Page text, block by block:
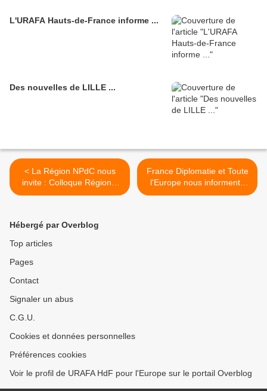
L'URAFA Hauts-de-France informe ...
Des nouvelles de LILLE ...
< La Région NPdC nous
invite : Colloque Régional
"Europe et international"
France Diplomatie et Toute
l'Europe nous informent :
Fonds Européens -
Hébergé par Overblog
Top articles
Pages
Contact
Signaler un abus
C.G.U.
Cookies et données personnelles
Préférences cookies
Voir le profil de URAFA HdF pour l'Europe sur le portail Overblog